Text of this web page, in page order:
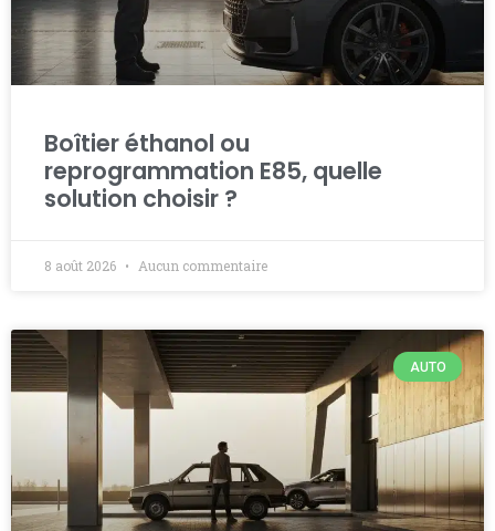
Boîtier éthanol ou
reprogrammation E85, quelle
solution choisir ?
8 août 2026 Aucun commentaire
AUTO